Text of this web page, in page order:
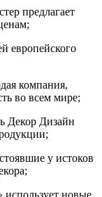
предлагает
европейского
компания,
во всем мире;
Декор Дизайн
у истоков